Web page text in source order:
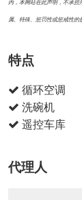
内，本网站在此声明，不承担
属、特殊、惩罚性或惩戒性的
特点
循环空调
洗碗机
遥控车库
代理人